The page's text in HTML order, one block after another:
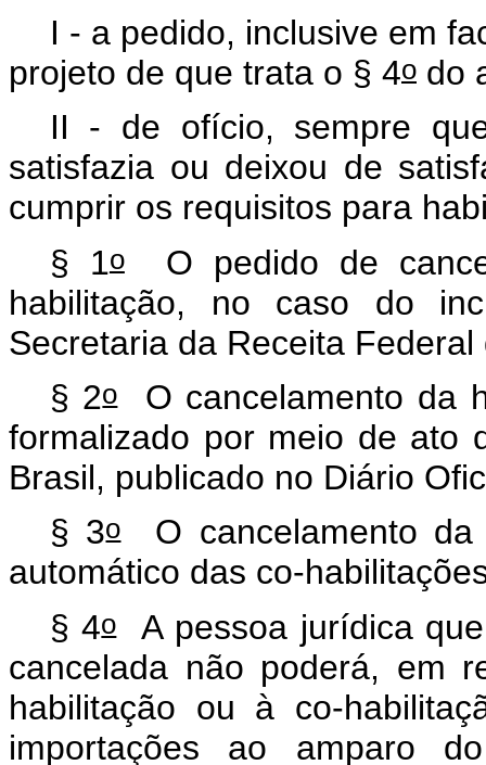
I - a pedido, inclusive em
projeto de que trata o § 4o do
II - de ofício, sempre
satisfazia ou deixou de
cumprir os requisitos para
§ 1oO pedido de
habilitação, no caso do
Secretaria da Receita
§ 2oO cancelamento da
formalizado por meio de ato
Brasil, publicado no Diário
§ 3oO cancelamento da
automático das co-
§ 4oA pessoa jurídica que
cancelada não poderá, em
habilitação ou à co-
importações ao amparo